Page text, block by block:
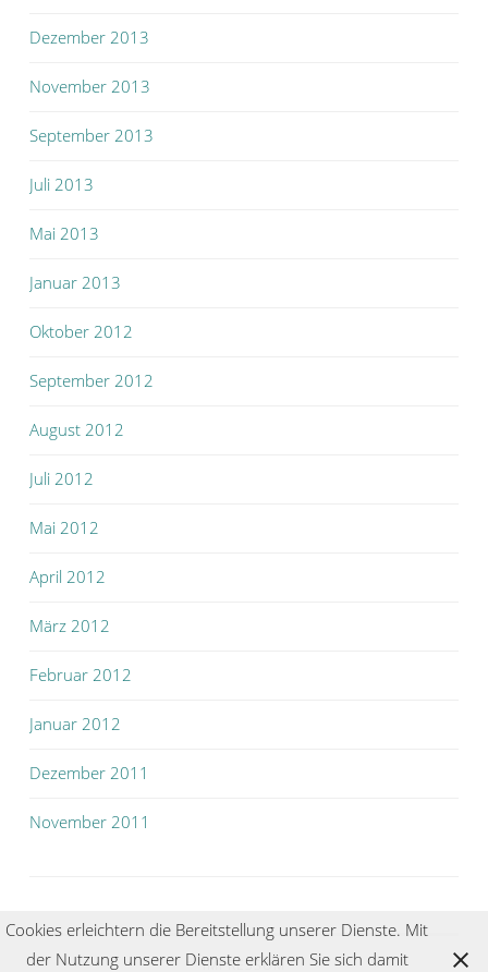
Dezember 2013
November 2013
September 2013
Juli 2013
Mai 2013
Januar 2013
Oktober 2012
September 2012
August 2012
Juli 2012
Mai 2012
April 2012
März 2012
Februar 2012
Januar 2012
Dezember 2011
November 2011
IMPRESSUM
Cookies erleichtern die Bereitstellung unserer Dienste. Mit
der Nutzung unserer Dienste erklären Sie sich damit